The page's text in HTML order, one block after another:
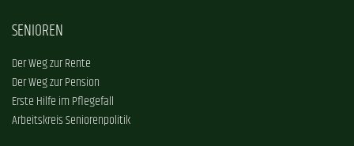
SENIOREN
Der Weg zur Rente
Der Weg zur Pension
Erste Hilfe im Pflegefall
Arbeitskreis Seniorenpolitik